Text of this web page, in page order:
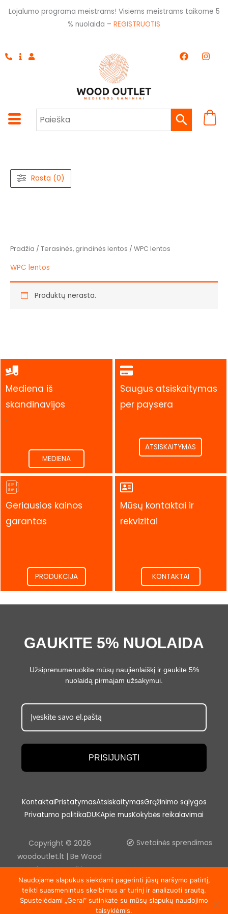
Pereiti
Lojalumo programa meistrams! Visiems meistrams taikome 5
% nuolaida – REGISTRUOTIS
F
a
k
I
n
a
m
Rasta (0)
Pradžia / Terasinės, grindinės lentos / WPC lentos
WPC lentos
Produktų nerasta.
Mediena iš
skandinavijos
.
MEDIENA
Saugus atsiskaitymas
per paysera
.
ATSISKAITYMAS
Geriausios kainos
garantas
.
PRODUKCIJA
Mūsų kontaktai ir
rekvizitai
.
KONTAKTAI
GAUKITE 5% NUOLAIDA
Užsiprenumeruokite mūsų naujienlaiškį ir gaukite 5%
nuolaidą pirmajam užsakymui.
PRISIJUNGTI
KontaktaiPristatymasAtsiskaitymasGrąžinimo sąlygos
Privatumo politikaDUKApie musKokybės reikalavimai
Copyright © 2026
woodoutlet.lt | Be Wood
outlet, UAB sutikimo
draudžiama kopijuoti ir platinti
svetainėje esančią
Svetainės sprendimas
Naudojame slapukus siekdami pagerinti jūsų naršymo patirtį,
teikti suasmenintus skelbimus ar turinį ir analizuoti srautą.
Spustelėdami „Gerai“ sutinkate su mūsų slapukų naudojimo
taisyklėmis.